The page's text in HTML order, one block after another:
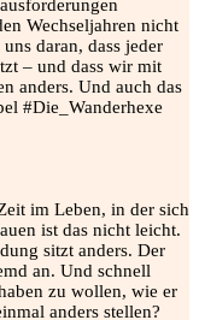
im Leben, in der sich
ist das nicht leicht.
sitzt anders. Der
an. Und schnell
zu wollen, wie er
anders stellen?